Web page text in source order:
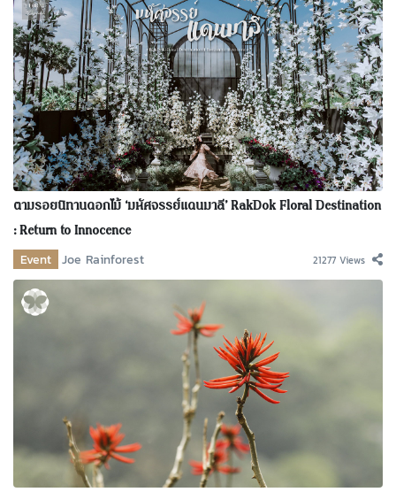
ตามรอยนิทานดอกไม้ ‘มหัศจรรย์แดนมาลี’ RakDok Floral Destination
: Return to Innocence
Event Joe Rainforest 21277 Views